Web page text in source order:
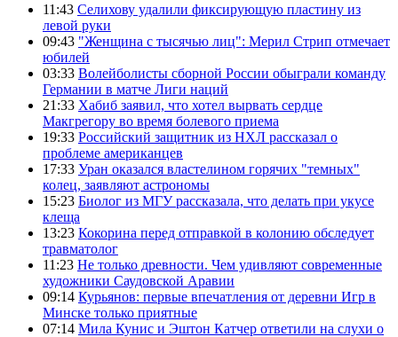
11:43 Селихову удалили фиксирующую пластину из
левой руки
09:43 "Женщина с тысячью лиц": Мерил Стрип отмечает
юбилей
03:33 Волейболисты сборной России обыграли команду
Германии в матче Лиги наций
21:33 Хабиб заявил, что хотел вырвать сердце
Макгрегору во время болевого приема
19:33 Российский защитник из НХЛ рассказал о
проблеме американцев
17:33 Уран оказался властелином горячих "темных"
колец, заявляют астрономы
15:23 Биолог из МГУ рассказала, что делать при укусе
клеща
13:23 Кокорина перед отправкой в колонию обследует
травматолог
11:23 Не только древности. Чем удивляют современные
художники Саудовской Аравии
09:14 Курьянов: первые впечатления от деревни Игр в
Минске только приятные
07:14 Мила Кунис и Эштон Катчер ответили на слухи о